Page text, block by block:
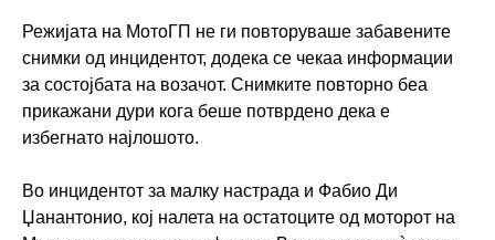
Режијата на МотоГП не ги повторуваше забавените
снимки од инцидентот, додека се чекаа информации
за состојбата на возачот. Снимките повторно беа
прикажани дури кога беше потврдено дека е
избегнато најлошото.
Во инцидентот за малку настрада и Фабио Ди
Џанантонио, кој налета на остатоците од моторот на